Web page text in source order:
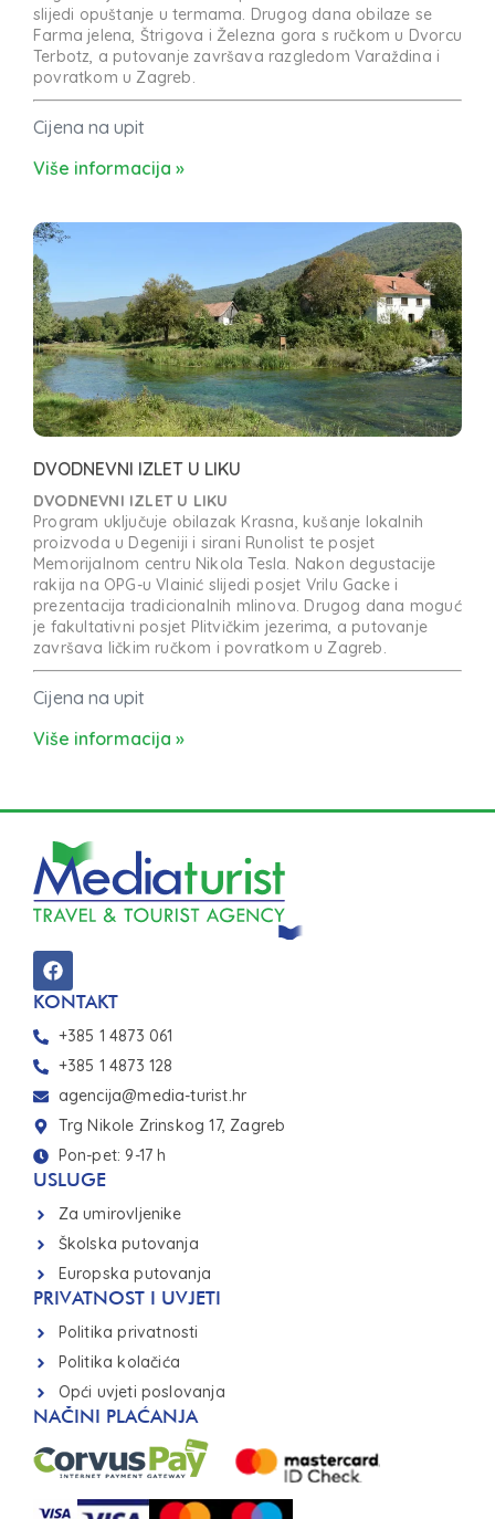
slijedi opuštanje u termama. Drugog dana obilaze se
Farma jelena, Štrigova i Železna gora s ručkom u Dvorcu
Terbotz, a putovanje završava razgledom Varaždina i
povratkom u Zagreb.
Cijena na upit
Više informacija »
DVODNEVNI IZLET U LIKU
DVODNEVNI IZLET U LIKU
Program uključuje obilazak Krasna, kušanje lokalnih
proizvoda u Degeniji i sirani Runolist te posjet
Memorijalnom centru Nikola Tesla. Nakon degustacije
rakija na OPG-u Vlainić slijedi posjet Vrilu Gacke i
prezentacija tradicionalnih mlinova. Drugog dana moguć
je fakultativni posjet Plitvičkim jezerima, a putovanje
završava ličkim ručkom i povratkom u Zagreb.
Cijena na upit
Više informacija »
KONTAKT
+385 1 4873 061
+385 1 4873 128
agencija@media-turist.hr
Trg Nikole Zrinskog 17, Zagreb
Pon-pet: 9-17 h
USLUGE
Za umirovljenike
Školska putovanja
Europska putovanja
PRIVATNOST I UVJETI
Politika privatnosti
Politika kolačića
Opći uvjeti poslovanja
NAČINI PLAĆANJA